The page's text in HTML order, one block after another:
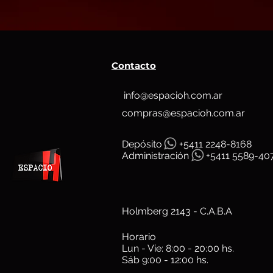
Contacto
info@espacioh.com.ar
compras@espacioh.com.ar
Depósito
+5411 2248-8168
Administración
+5411 5589-
Holmberg 2143 - C.A.B.A
Horario
Lun - Vie: 8:00 - 20:00 hs.
Sáb 9:00 - 12:00 hs.